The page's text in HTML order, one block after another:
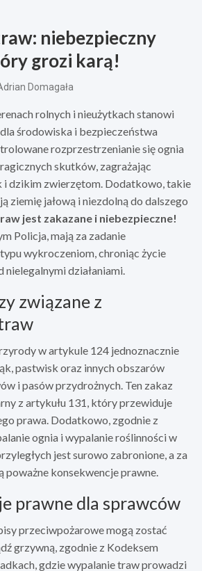
niebezpieczny
grozi karą!
Domagała
rolnych i nieużytkach stanowi
środowiska i bezpieczeństwa
rozprzestrzenianie się ognia
skutków, zagrażając
i dzikim zwierzętom. Dodatkowo, takie
ziemię jałową i niezdolną do dalszego
jest zakazane i niebezpieczne!
Policja, mają za zadanie
wykroczeniom, chroniąc życie
nielegalnymi działaniami.
związane z
w artykule 124 jednoznacznie
pastwisk oraz innych obszarów
i pasów przydrożnych. Ten zakaz
z artykułu 131, który przewiduje
prawa. Dodatkowo, zgodnie z
ognia i wypalanie roślinności w
jest surowo zabronione, a za
poważne konsekwencje prawne.
prawne dla sprawców
przeciwpożarowe mogą zostać
grzywną, zgodnie z Kodeksem
gdzie wypalanie traw prowadzi